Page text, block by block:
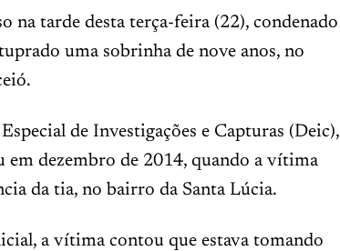
na tarde desta terça-feira (22), condenado
uma sobrinha de nove anos, no
de Investigações e Capturas (Deic),
em dezembro de 2014, quando a vítima
da tia, no bairro da Santa Lúcia.
a vítima contou que estava tomando